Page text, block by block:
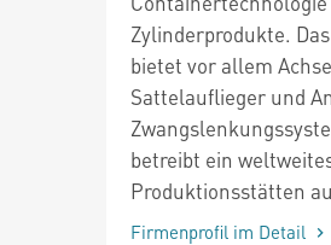
Zylinderprodukte.
bietet vor allem
Sattelauflieger und
betreibt ein
Produktionsstätten
Firmenprofil im Detail